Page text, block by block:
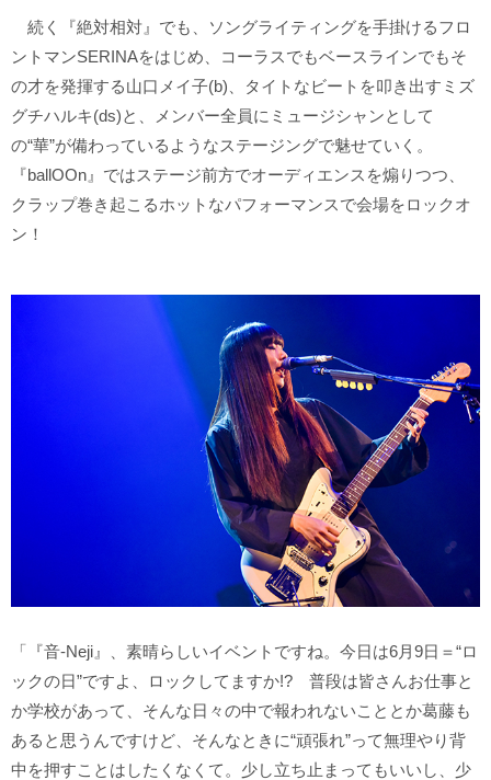
続く『絶対相対』でも、ソングライティングを手掛けるフロ
ントマンSERINAをはじめ、コーラスでもベースラインでもそ
の才を発揮する山口メイ子(b)、タイトなビートを叩き出すミズ
グチハルキ(ds)と、メンバー全員にミュージシャンとして
の“華”が備わっているようなステージングで魅せていく。
『ballOOn』ではステージ前方でオーディエンスを煽りつつ、
クラップ巻き起こるホットなパフォーマンスで会場をロックオ
ン！
「『音-Neji』、素晴らしいイベントですね。今日は6月9日＝“ロ
ックの日”ですよ、ロックしてますか!? 普段は皆さんお仕事と
か学校があって、そんな日々の中で報われないこととか葛藤も
あると思うんですけど、そんなときに“頑張れ”って無理やり背
中を押すことはしたくなくて。少し立ち止まってもいいし、少